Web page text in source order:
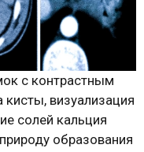
с контрастным
кисты, визуализация
солей кальция
образования